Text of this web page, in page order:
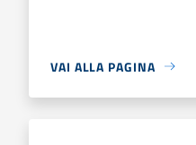
VAI ALLA PAGINA